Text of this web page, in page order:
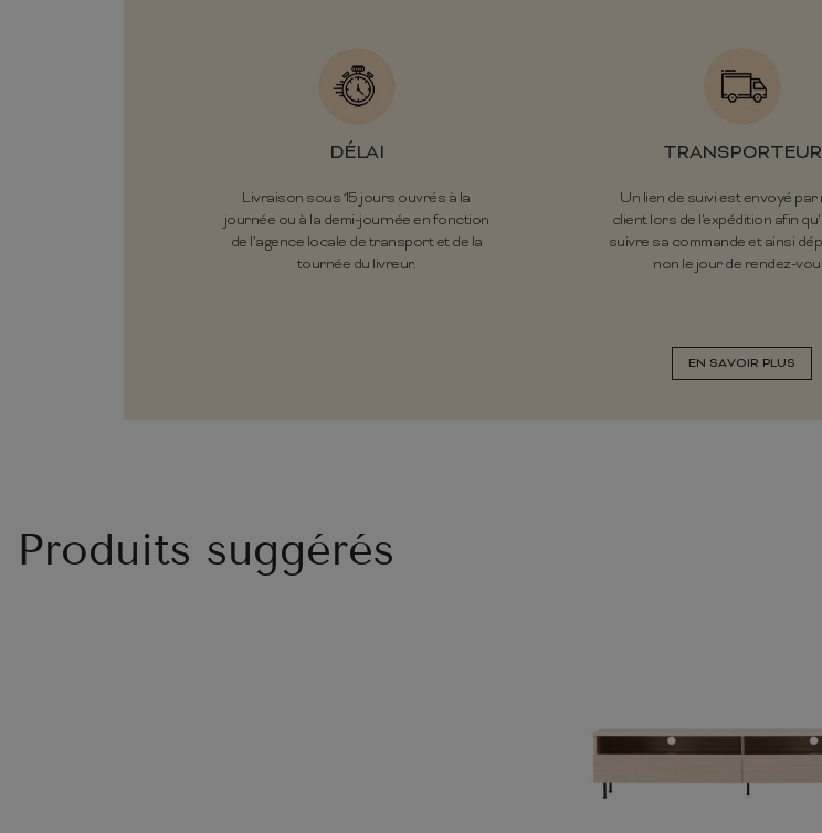
DÉLAI
Livraison sous 15 jours ouvrés à la
journée ou à la demi-journée en fonction
de l’agence locale de transport et de la
tournée du livreur.
TRANSPORTEUR
Un lien de suivi est envoyé par
client lors de l'expédition afin
suivre sa commande et ainsi
non le jour de rendez-
EN SAVOIR PLUS
Produits suggérés